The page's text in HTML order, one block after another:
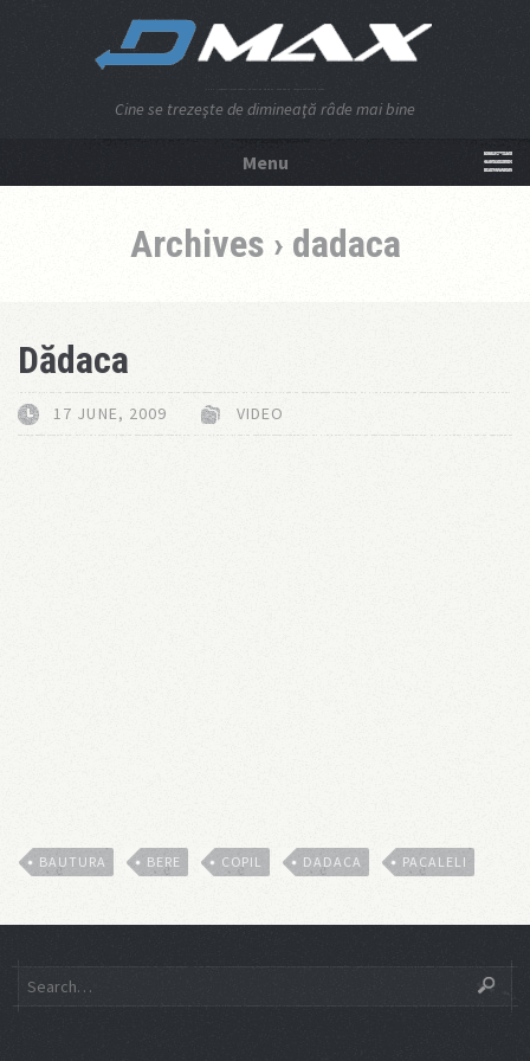
Cine se trezeşte de dimineaţă râde mai bine
Menu
Archives › dadaca
Dădaca
17 JUNE, 2009 VIDEO
BAUTURA BERE COPIL DADACA PACALELI